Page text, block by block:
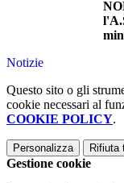
Notizie
Questo sito o gli
cookie necessari al
COOKIE POLICY.
Personalizza Rifiuta
Gestione cookie